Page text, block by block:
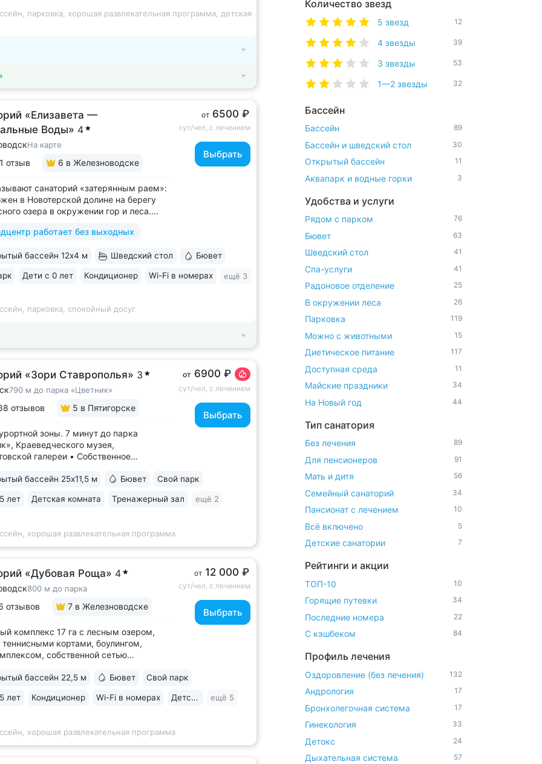
парковка, хорошая развлекательная программа, детская
«Елизавета —
Воды» 4
На карте
отзыв 6 в Железноводске
санаторий «затерянным раем»:
в Новотерской долине на берегу
озера в окружении гор и леса.
велодорожками, фотозоной,
набережная озера с зонами
работает без выходных
от 6500 ₽
сут/чел, с лечением
Выбрать
бассейн 12х4 м Шведский стол Бювет
Дети с 0 лет Кондиционер Wi-Fi в номерах ещё 3
парковка, спокойный досуг
«Зори Ставрополья» 3
790 м до парка «Цветник»
отзывов 5 в Пятигорске
зоны. 7 минут до парка
Краеведческого музея,
галереи • Собственное
ванн поступает напрямую
ванны с природным
от 6900 ₽
сут/чел, с лечением
Выбрать
бассейн 25x11,5 м Бювет Свой парк
лет Детская комната Тренажерный зал ещё 2
хорошая развлекательная программа
«Дубовая Роща» 4
800 м до парка
отзывов 7 в Железноводске
комплекс 17 га с лесным озером,
кортами, боулингом,
собственной сетью
Озеро с благоустроенным пляжем,
и зоной для рыбалки
от 12 000 ₽
сут/чел, с лечением
Выбрать
бассейн 22,5 м Бювет Свой парк
лет Кондиционер Wi-Fi в номерах Детская комната ещё 5
хорошая развлекательная программа
Количество звезд
5 звезд 12
4 звезды 39
3 звезды 53
1—2 звезды 32
Бассейн
Бассейн 89
Бассейн и шведский стол 30
Открытый бассейн 11
Аквапарк и водные горки 3
Удобства и услуги
Рядом с парком 76
Бювет 63
Шведский стол 41
Спа-услуги 41
Радоновое отделение 25
В окружении леса 26
Парковка 119
Можно с животными 15
Диетическое питание 117
Доступная среда 11
Майские праздники 34
На Новый год 44
Тип санатория
Без лечения 89
Для пенсионеров 91
Мать и дитя 56
Семейный санаторий 34
Пансионат с лечением 10
Всё включено 5
Детские санатории 7
Рейтинги и акции
ТОП-10 10
Горящие путевки 34
Последние номера 22
С кэшбеком 84
Профиль лечения
Оздоровление (без лечения) 132
Андрология 17
Бронхолегочная система 17
Гинекология 33
Детокс 24
Дыхательная система 57